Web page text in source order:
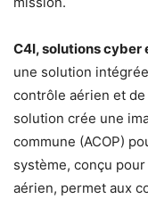
C4I, solutions cyber
une solution
contrôle aérien et
solution crée une
commune (ACOP)
système, conçu
aérien, permet aux